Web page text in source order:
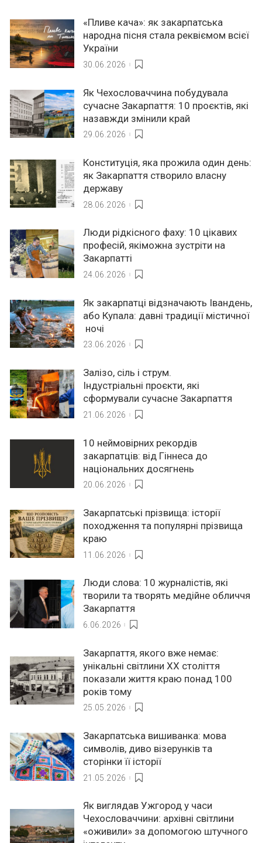
«Пливе кача»: як закарпатська
народна пісня стала реквіємом всієї
України
30.06.2026
Як Чехословаччина побудувала
сучасне Закарпаття: 10 проєктів, які
назавжди змінили край
29.06.2026
Конституція, яка прожила один день:
як Закарпаття створило власну
державу
28.06.2026
Люди рідкісного фаху: 10 цікавих
професій, якіможна зустріти на
Закарпатті
24.06.2026
Як закарпатці відзначають Івандень,
або Купала: давні традиції містичної
ночі
23.06.2026
Залізо, сіль і струм.
Індустріальні проєкти, які
сформували сучасне Закарпаття
21.06.2026
10 неймовірних рекордів
закарпатців: від Гіннеса до
національних досягнень
20.06.2026
Закарпатські прізвища: історії
походження та популярні прізвища
краю
11.06.2026
Люди слова: 10 журналістів, які
творили та творять медійне обличчя
Закарпаття
6.06.2026
Закарпаття, якого вже немає:
унікальні світлини ХХ століття
показали життя краю понад 100
років тому
25.05.2026
Закарпатська вишиванка: мова
символів, диво візерунків та
сторінки її історії
21.05.2026
Як виглядав Ужгород у часи
Чехословаччини: архівні світлини
«оживили» за допомогою штучного